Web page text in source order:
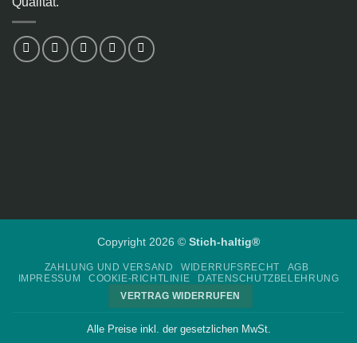
Copyright 2026 © Stich-haltig®
ZAHLUNG UND VERSAND WIDERRUFSRECHT
AGB
IMPRESSUM
COOKIE-RICHTLINIE
DATENSCHUTZBELEHRUNG
VERTRAG WIDERRUFEN
Alle Preise inkl. der gesetzlichen MwSt.